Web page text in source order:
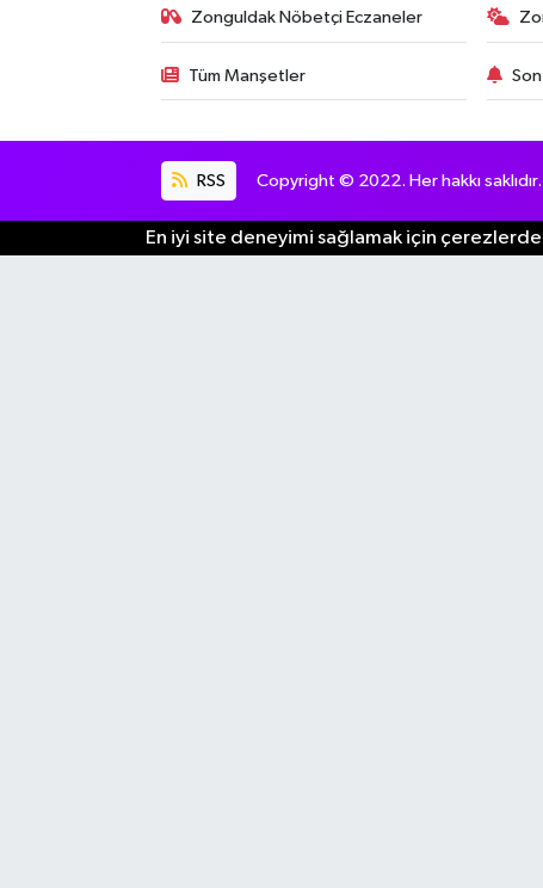
Zonguldak Nöbetçi Eczaneler
Tüm Manşetler
RSS Copyright © 2022. Her hakkı saklıdır.
En iyi site deneyimi sağlamak için